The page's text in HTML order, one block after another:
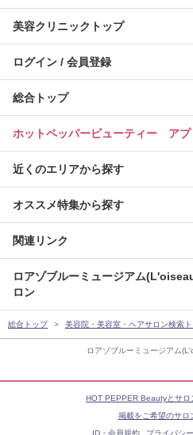
ロアゾブルーミュージアム
美容クリニックトップ
ログイン / 会員登録
総合トップ
ホットペッパービューティー アプ
近くのエリアから探す
オススメ特集から探す
関連リンク
ロアゾブルーミュージアム
ロン
総合トップ 美容院・美容室・ヘアサロン検索
HOT PEPPER Beautyとサロ
掲載をご希望のサロ
ID・会員規約
プライバシ